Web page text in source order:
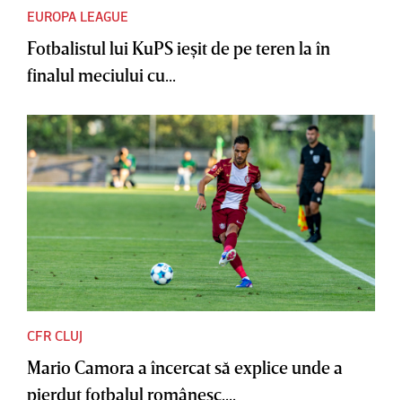
EUROPA LEAGUE
Fotbalistul lui KuPS ieşit de pe teren la în
finalul meciului cu...
CFR CLUJ
Mario Camora a încercat să explice unde a
pierdut fotbalul românesc....